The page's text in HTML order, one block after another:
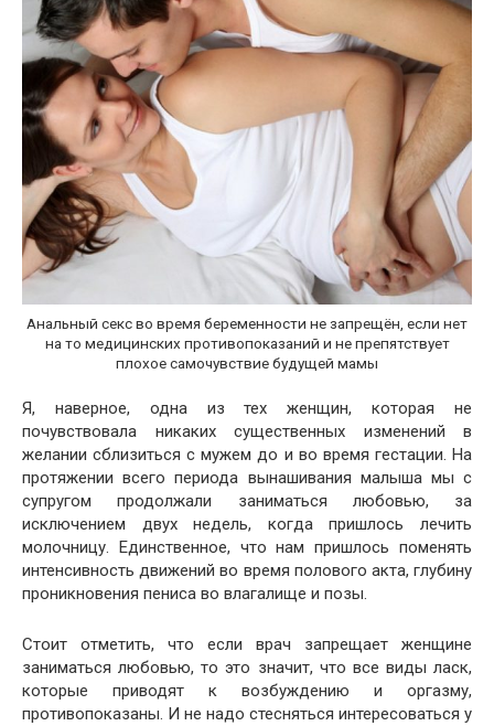
Анальный секс во время беременности не запрещён, если нет
на то медицинских противопоказаний и не препятствует
плохое самочувствие будущей мамы
Я, наверное, одна из тех женщин, которая не
почувствовала никаких существенных изменений в
желании сблизиться с мужем до и во время гестации. На
протяжении всего периода вынашивания малыша мы с
супругом продолжали заниматься любовью, за
исключением двух недель, когда пришлось лечить
молочницу. Единственное, что нам пришлось поменять
интенсивность движений во время полового акта, глубину
проникновения пениса во влагалище и позы.
Стоит отметить, что если врач запрещает женщине
заниматься любовью, то это значит, что все виды ласк,
которые приводят к возбуждению и оргазму,
противопоказаны. И не надо стесняться интересоваться у